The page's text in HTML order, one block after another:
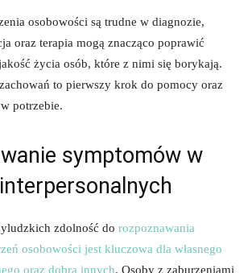
osobowości są ⁣trudne w diagnozie,
oraz terapia mogą znacząco‌ poprawić
życia ⁢osób, które z nimi się borykają.
to pierwszy krok do pomocy oraz
⁢potrzebie.
symptomów w
zdolność do rozpoznawania⁤
osobowości ⁢jest ​kluczowa dla własnego
⁣oraz⁣ dobra innych. ​Osoby z zaburzeniami